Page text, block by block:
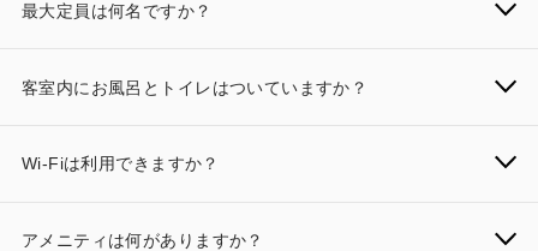
最大定員は何名ですか？
客室内にお風呂とトイレはついていますか？
Wi-Fiは利用できますか？
アメニティは何がありますか？